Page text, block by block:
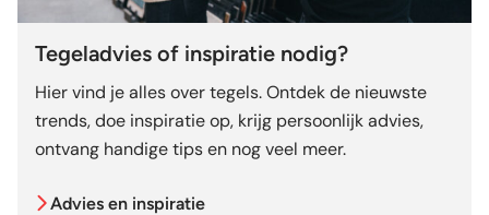
Tegeladvies of inspiratie nodig?
Hier vind je alles over tegels. Ontdek de nieuwste
trends, doe inspiratie op, krijg persoonlijk advies,
ontvang handige tips en nog veel meer.
Advies en inspiratie